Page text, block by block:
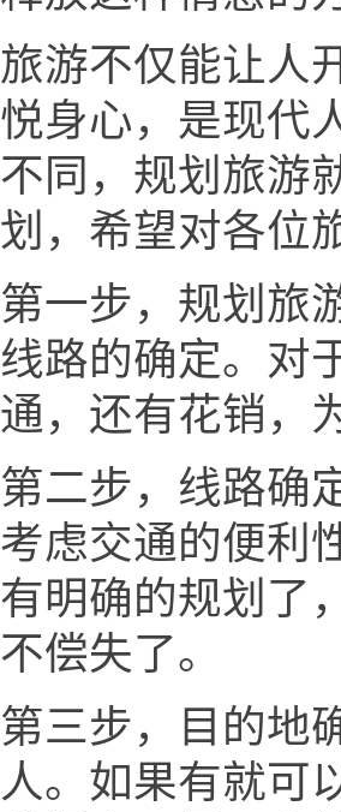
旅游不仅能让人
悦身心，是现代
不同，规划旅游
划，希望对各位
第一步，规划旅
线路的确定。对
通，还有花销，
第二步，线路确
考虑交通的便利
有明确的规划了
不偿失了。
第三步，目的地
人。如果有就可